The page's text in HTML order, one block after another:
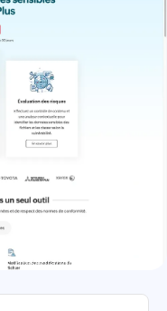
présentation